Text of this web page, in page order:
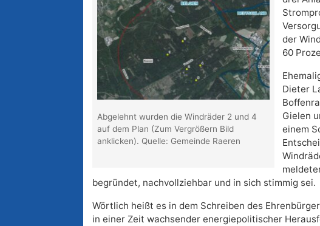
Abgelehnt wurden die Windräder 2 und 4
auf dem Plan (Zum Vergrößern Bild
anklicken). Quelle: Gemeinde Raeren
der
60
Dieter
Gielen
einem
begründet, nachvollziehbar und in sich stimmig sei.
Wörtlich heißt es in dem Schreiben des
in einer Zeit wachsender energiepolitischer